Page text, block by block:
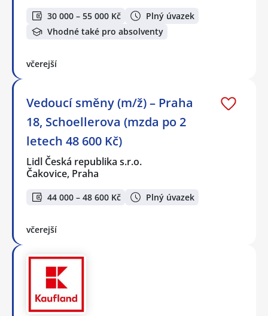
30 000 – 55 000 Kč
Plný úvazek
Vhodné také pro absolventy
včerejší
Vedoucí směny (m/ž) – Praha
18, Schoellerova (mzda po 2
letech 48 600 Kč)
Lidl Česká republika s.r.o.
Čakovice, Praha
44 000 – 48 600 Kč Plný úvazek
včerejší